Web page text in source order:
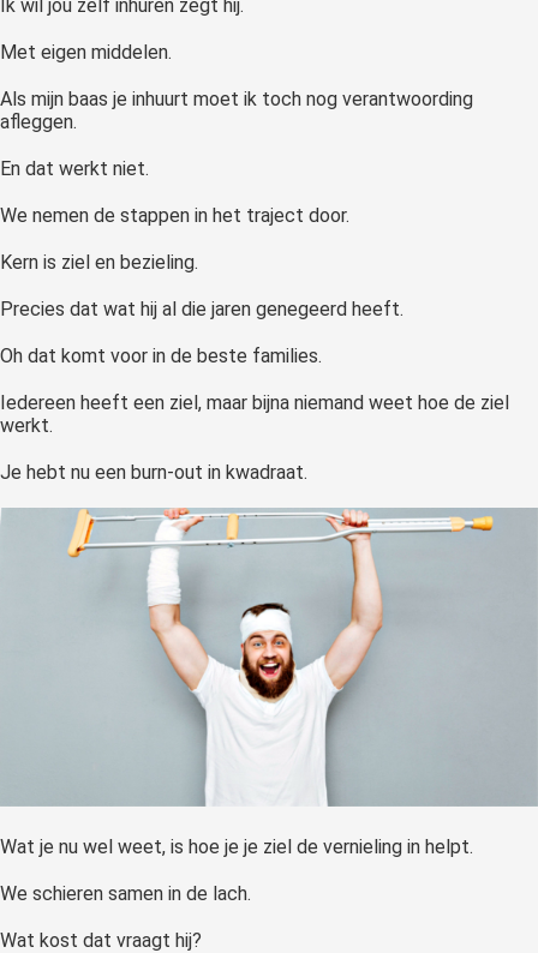
Ik wil jou zelf inhuren zegt hij.
Met eigen middelen.
Als mijn baas je inhuurt moet ik toch nog verantwoording
afleggen.
En dat werkt niet.
We nemen de stappen in het traject door.
Kern is ziel en bezieling.
Precies dat wat hij al die jaren genegeerd heeft.
Oh dat komt voor in de beste families.
Iedereen heeft een ziel, maar bijna niemand weet hoe de ziel
werkt.
Je hebt nu een burn-out in kwadraat.
Wat je nu wel weet, is hoe je je ziel de vernieling in helpt.
We schieren samen in de lach.
Wat kost dat vraagt hij?